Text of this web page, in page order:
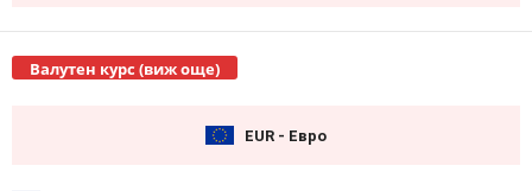
Валутен курс (виж още)
EUR - Евро